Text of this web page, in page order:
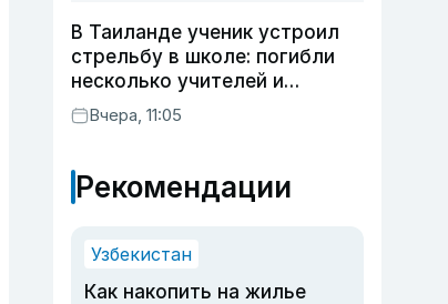
В Таиланде ученик устроил
стрельбу в школе: погибли
несколько учителей и
учащихся
Вчера, 11:05
Рекомендации
Узбекистан
Как накопить на жилье